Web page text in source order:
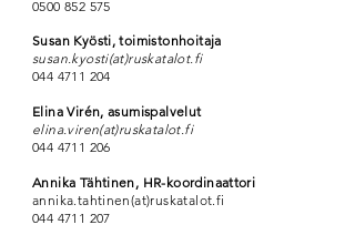
0500 852 575
Susan Kyösti, toimistonhoitaja
susan.kyosti(at)ruskatalot.fi
044 4711 204
Elina Virén, asumispalvelut
elina.viren(at)ruskatalot.fi
044 4711 206
Annika Tähtinen, HR-koordinaattori
annika.tahtinen(at)ruskatalot.fi
044 4711 207